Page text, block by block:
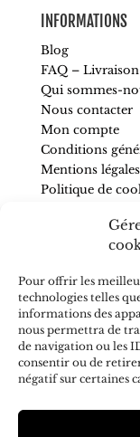
Pour offrir les
technologies telles
informations des
nous permettra de
de navigation ou les
consentir ou de
négatif sur certaines
INFORMATIONS
Blog
FAQ –
Qui sommes-
Nous contacter
Mon compte
Conditions
Mentions légales
Politique de
SUIVEZ-NOUS
conseils,
J'accepte de